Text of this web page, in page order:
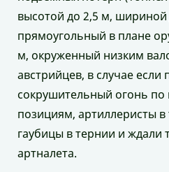
высотой до 2,5 м,
прямоугольный в плане
м, окруженный низким
австрийцев, в случае если
сокрушительный огонь по
позициям, артиллеристы
гаубицы в тернии и ждали
артналета.